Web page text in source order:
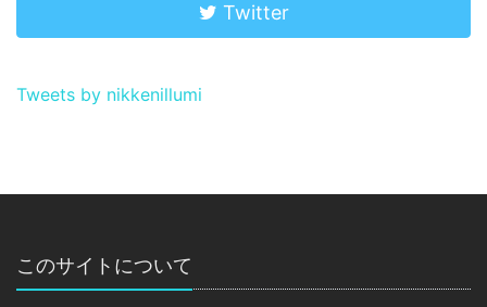
Twitter
Tweets by nikkenillumi
このサイトについて